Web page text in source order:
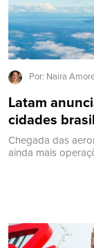
Por: Naira
Latam
cidades
Chegada das
ainda mais